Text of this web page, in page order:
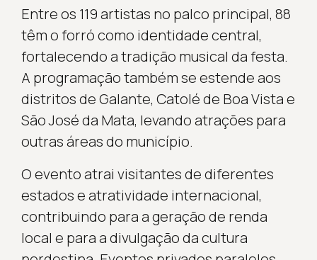
Entre os 119 artistas no palco principal, 88
têm o forró como identidade central,
fortalecendo a tradição musical da festa.
A programação também se estende aos
distritos de Galante, Catolé de Boa Vista e
São José da Mata, levando atrações para
outras áreas do município.
O evento atrai visitantes de diferentes
estados e atratividade internacional,
contribuindo para a geração de renda
local e para a divulgação da cultura